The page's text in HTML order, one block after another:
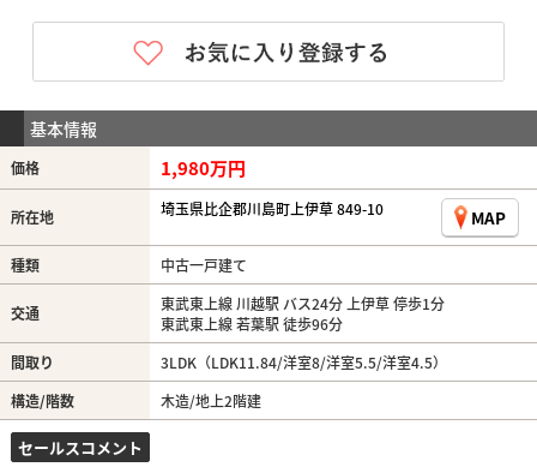
基本情報
価格 1,980万円
所在地 埼玉県比企郡川島町上伊草 849-10 MAP
種類 中古一戸建て
交通
東武東上線 川越駅 バス24分 上伊草 停歩1分
東武東上線 若葉駅 徒歩96分
間取り
3LDK（LDK11.84/洋室8/洋室5.5/洋室4.5）
構造/階数
木造/地上2階建
セールスコメント